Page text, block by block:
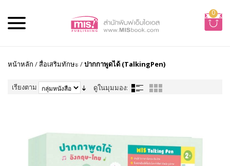
0
หน้าหลัก /สื่อเสริมทักษะ /ปากกาพูดได้ (TalkingPen)
เรียงตาม ดูในมุมมอง: